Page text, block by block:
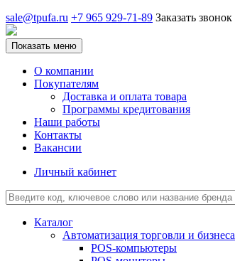
sale@tpufa.ru +7 965 929-71-89 Заказать звонок
Показать меню
О компании
Покупателям
Доставка и оплата товара
Программы кредитования
Наши работы
Контакты
Вакансии
Личный кабинет
Каталог
Автоматизация торговли и бизнеса
POS-компьютеры